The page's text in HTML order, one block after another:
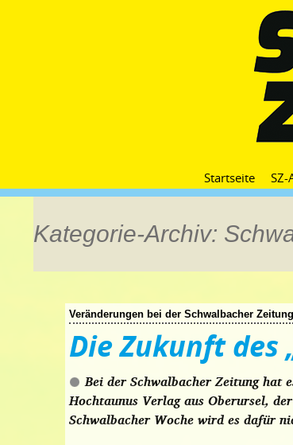
Startseite SZ-
Kategorie-Archiv:
Veränderungen bei der Schwalbacher Zeitung
Die Zukunft des
Bei der Schwalbacher Zeitung hat
Hochtaunus Verlag aus Oberursel,
Schwalbacher Woche wird es dafür